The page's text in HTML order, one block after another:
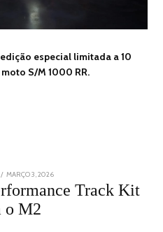
especial limitada a 10
S/M 1000 RR.
POSTED
ON
MARÇO 3, 2026
2026
Track Kit
o M2